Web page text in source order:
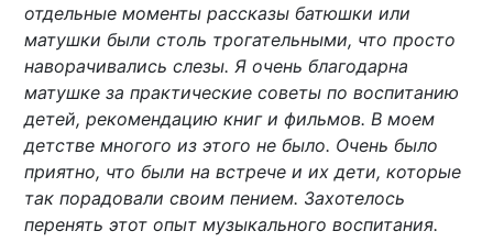
отдельные моменты рассказы батюшки или
матушки были столь трогательными, что просто
наворачивались слезы. Я очень благодарна
матушке за практические советы по воспитанию
детей, рекомендацию книг и фильмов. В моем
детстве многого из этого не было. Очень было
приятно, что были на встрече и их дети, которые
так порадовали своим пением. Захотелось
перенять этот опыт музыкального воспитания.